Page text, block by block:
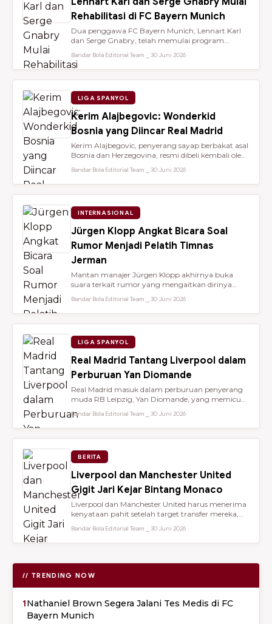
Rehabilitasi di FC Bayern Munich
Dua penggawa FC Bayern Munich, Lennart Karl
dan Serge Gnabry, telah memulai program
Bandar Bola Editorial Team ⎯ 30 Juni 2026
LIGA SPANYOL
Kerim Alajbegovic: Wonderkid
Bosnia yang Diincar Real Madrid
Kerim Alajbegovic, penyerang sayap berbakat asal
Bosnia dan Herzegovina, resmi dibeli kembali oleh
Bandar Bola Editorial Team ⎯ 30 Juni 2026
INTERNASIONAL
Jürgen Klopp Angkat Bicara Soal
Rumor Menjadi Pelatih Timnas
Jerman
Mantan manajer Jürgen Klopp akhirnya buka
suara terkait rumor yang mengaitkan dirinya
Bandar Bola Editorial Team ⎯ 30 Juni 2026
LIGA SPANYOL
Real Madrid Tantang Liverpool dalam
Perburuan Yan Diomande
Real Madrid masuk dalam perburuan penyerang
muda RB Leipzig, Yan Diomande, yang memicu
Bandar Bola Editorial Team ⎯ 30 Juni 2026
BERITA
Liverpool dan Manchester United
Gigit Jari Kejar Bintang Monaco
Liverpool dan Manchester United harus menerima
kenyataan pahit setelah target transfer mereka,
Bandar Bola Editorial Team ⎯ 30 Juni 2026
// TRENDING NOW
1Nathaniel Brown Segera Jalani Tes Medis di FC
Bayern Munich